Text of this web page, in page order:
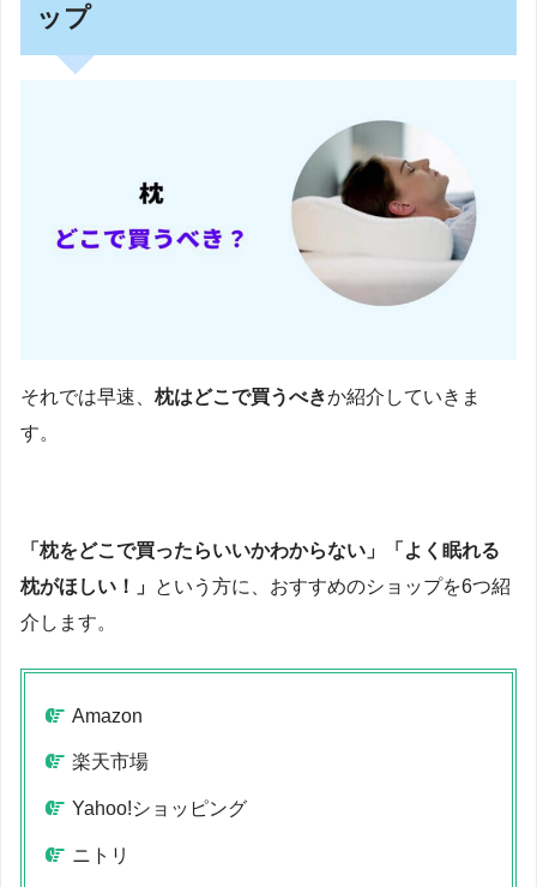
ップ
それでは早速、 枕はどこで買うべきか紹介していきま
す。
「枕をどこで買ったらいいかわからない」「よく眠れる
枕がほしい！」
という方に、おすすめのショップを6つ紹
介します。
Amazon
楽天市場
Yahoo!ショッピング
ニトリ